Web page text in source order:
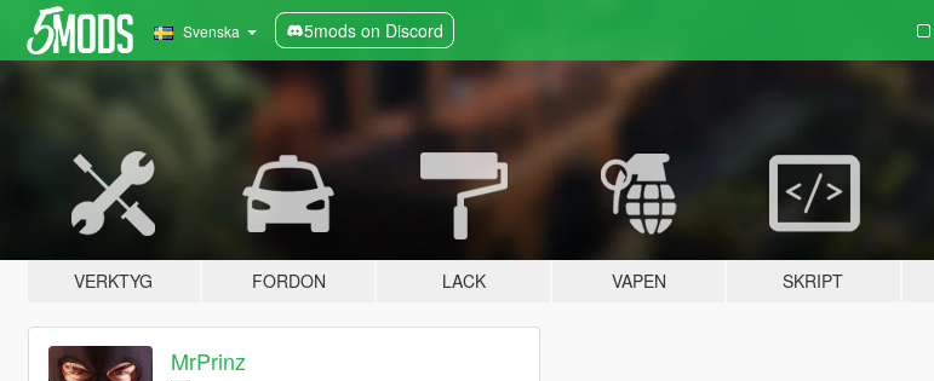
Svenska 5mods on Discord
VERKTYG FORDON LACK VAPEN SKRIPT
MrPrinz